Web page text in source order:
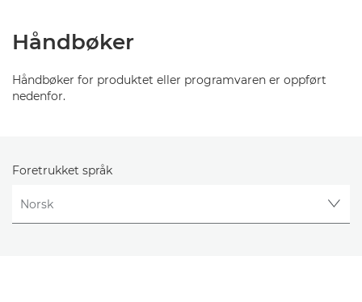
Håndbøker
Håndbøker for produktet eller programvaren er oppført
nedenfor.
Foretrukket språk